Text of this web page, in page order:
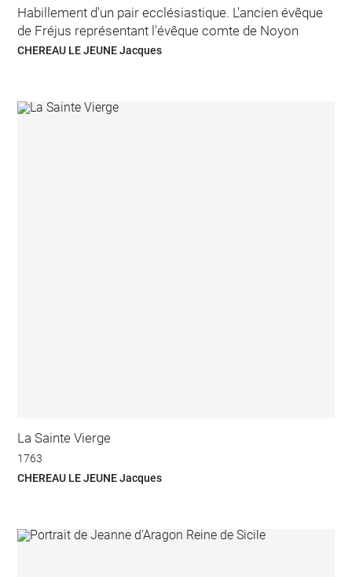
Habillement d'un pair ecclésiastique. L'ancien évêque
de Fréjus représentant l'évêque comte de Noyon
CHEREAU LE JEUNE Jacques
La Sainte Vierge
1763
CHEREAU LE JEUNE Jacques